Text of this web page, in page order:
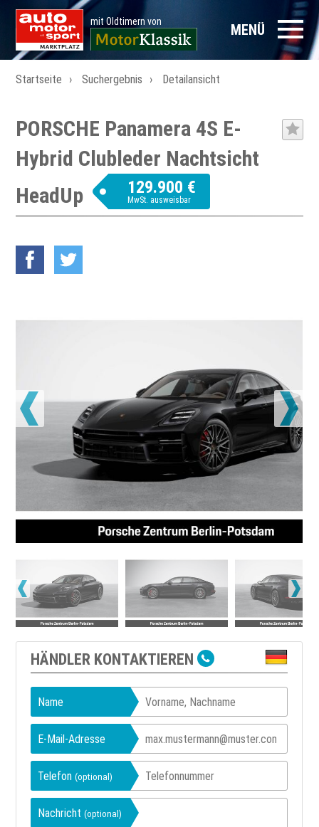
mit Oldtimern von MENÜ
Startseite Suchergebnis Detailansicht
PORSCHE Panamera 4S E-
Hybrid Clubleder Nachtsicht
HeadUp
129.900 €
MwSt. ausweisbar
HÄNDLER KONTAKTIEREN
Name
E-Mail-Adresse
Telefon(optional)
Nachricht(optional)